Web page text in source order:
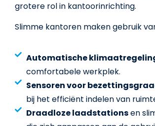
grotere rol in kantoorinrichting.
Slimme kantoren maken gebruik
Automatische
comfortabele werkplek.
Sensoren voor
bij het efficiënt indelen van
Draadloze laadstationsen